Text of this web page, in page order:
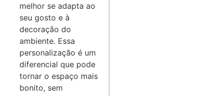
melhor se adapta ao
seu gosto e à
decoração do
ambiente. Essa
personalização é um
diferencial que pode
tornar o espaço mais
bonito, sem